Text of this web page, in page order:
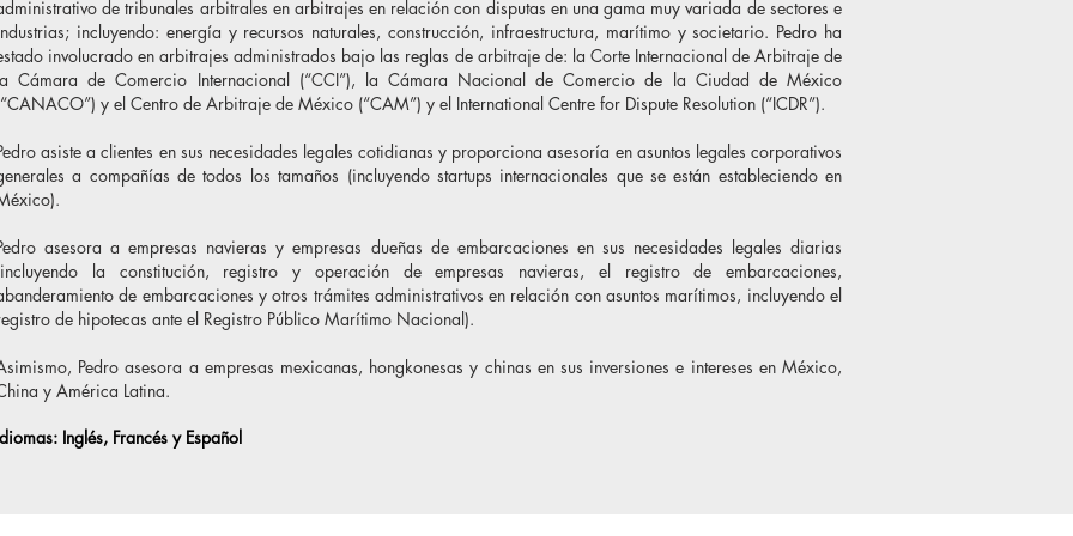
de tribunales arbitrales en arbitrajes en relación con disputas en una gama muy variada de sectores e
incluyendo: energía y recursos naturales, construcción, infraestructura, marítimo y societario. Pedro ha
involucrado en arbitrajes administrados bajo las reglas de arbitraje de: la Corte Internacional de Arbitraje de
Cámara de Comercio Internacional (“CCI”), la Cámara Nacional de Comercio de la Ciudad de México
y el Centro de Arbitraje de México (“CAM”) y el International Centre for Dispute Resolution (“ICDR”).
asiste a clientes en sus necesidades legales cotidianas y proporciona asesoría en asuntos legales corporativos
a compañías de todos los tamaños (incluyendo startups internacionales que se están estableciendo en
asesora a empresas navieras y empresas dueñas de embarcaciones en sus necesidades legales diarias
la constitución, registro y operación de empresas navieras, el registro de embarcaciones,
de embarcaciones y otros trámites administrativos en relación con asuntos marítimos, incluyendo el
de hipotecas ante el Registro Público Marítimo Nacional).
Pedro asesora a empresas mexicanas, hongkonesas y chinas en sus inversiones e intereses en México,
y América Latina.
Inglés, Francés y Español